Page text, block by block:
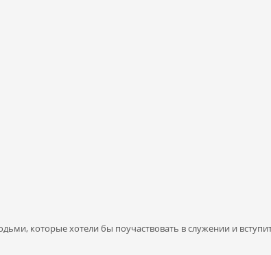
которые хотели бы поучаствовать в служении и